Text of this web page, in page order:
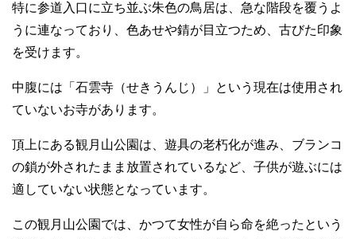
特に参道入口に立ち並ぶ朱色の鳥居は、急な階段を覆うよ
うに連なっており、色あせや錆が目立つため、古びた印象
を受けます。
中腹には「石雲寺（せきうんじ）」という現在は使用され
ていないお寺があります。
頂上にある観月山公園は、遊具の老朽化が進み、ブランコ
の鎖が外されたまま放置されているなど、子供が遊ぶには
適していない状態となっています。
この観月山公園では、かつて女性が自ら命を絶ったという